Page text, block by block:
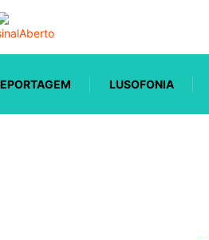
LUSOFONIA